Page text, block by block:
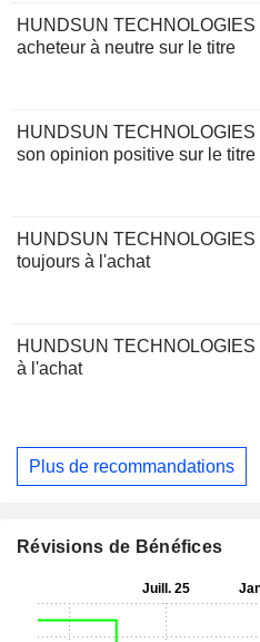
HUNDSUN
acheteur à neutre sur le titre
HUNDSUN
son opinion positive sur le titre
HUNDSUN TECHNOLOGIES
toujours à l'achat
HUNDSUN
à l'achat
Plus de recommandations
Révisions de Bénéfices